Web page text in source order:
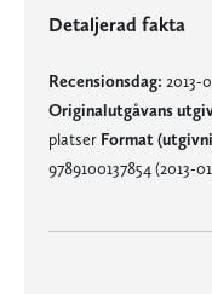
Detaljerad fakta
Recensionsdag: 2013-
Originalutgåvans
platser Format
9789100137854 (2013-